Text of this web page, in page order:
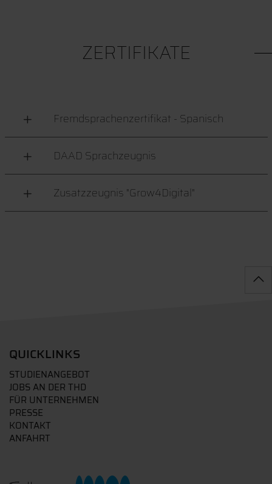
ZERTIFIKATE
Fremdsprachenzertifikat - Spanisch
DAAD Sprachzeugnis
Zusatzzeugnis "Grow4Digital"
QUICKLINKS
STUDIENANGEBOT
JOBS AN DER THD
FÜR UNTERNEHMEN
PRESSE
KONTAKT
ANFAHRT